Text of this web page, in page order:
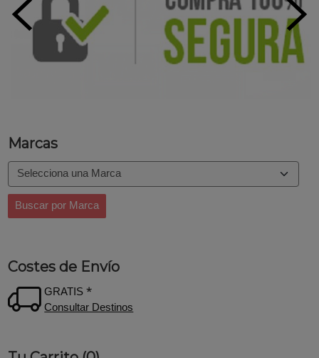
Marcas
Costes de Envío
GRATIS *
Consultar Destinos